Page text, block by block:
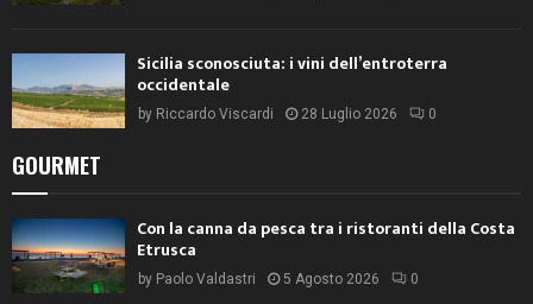
Sicilia sconosciuta: i vini dell’entroterra
occidentale
by Riccardo Viscardi 28 Luglio 2026 0
GOURMET
Con la canna da pesca tra i ristoranti della Costa
Etrusca
by Paolo Valdastri 5 Agosto 2026 0